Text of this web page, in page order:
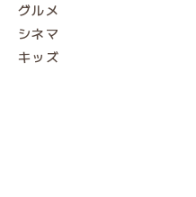
グルメ
シネマ
キッズ